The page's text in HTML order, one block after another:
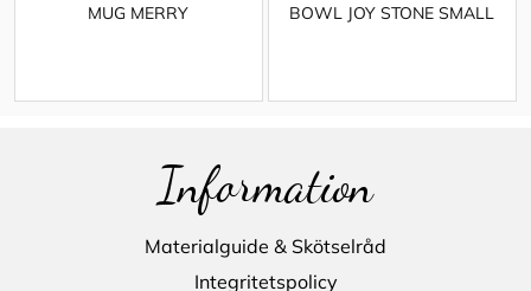
MUG MERRY BOWL JOY STONE SMALL
Information
Materialguide & Skötselråd
Integritetspolicy